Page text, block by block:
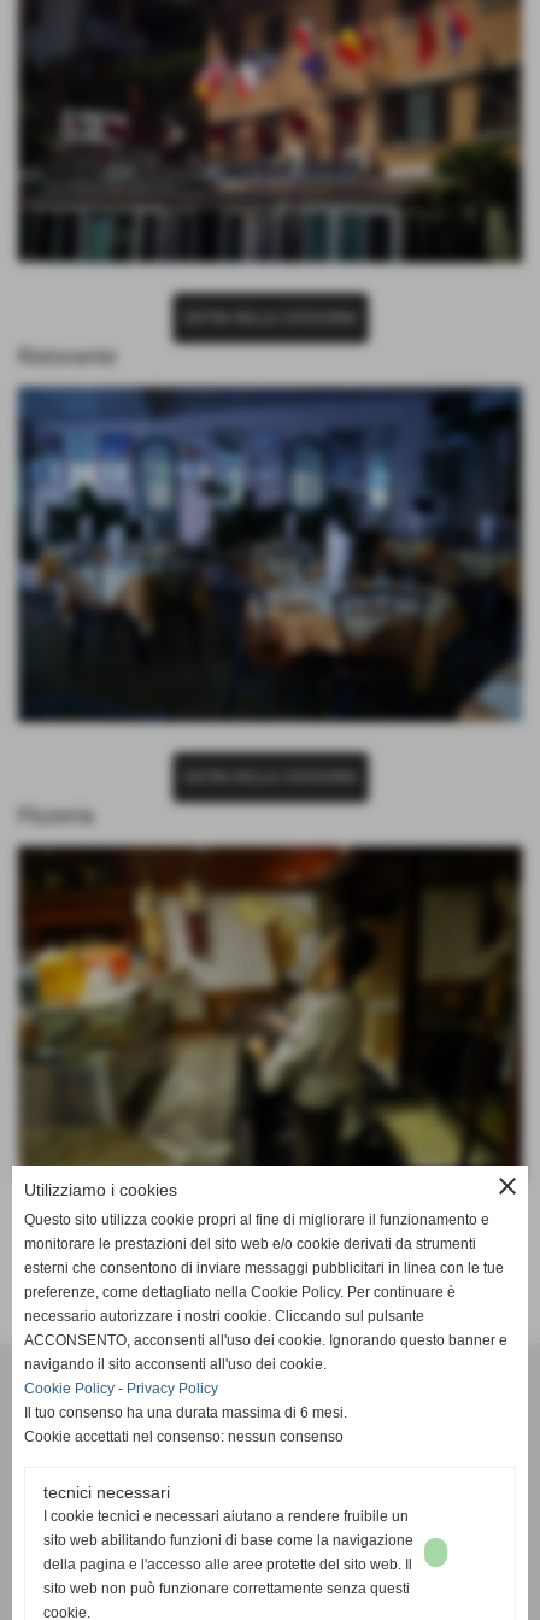
Ristorante
Pizzeria
ENTRA NELLA CATEGORIA
Albergo Ristorante Pizzeria Aquila Nera da Tony
Corso Nigra ,56,10015 - Ivrea (Torino)
aquilanera.ditony@gmail.com
close
Utilizziamo i cookies
Questo sito utilizza cookie propri al fine di migliorare il funzionamento e
monitorare le prestazioni del sito web e/o cookie derivati da strumenti
esterni che consentono di inviare messaggi pubblicitari in linea con le tue
preferenze, come dettagliato nella Cookie Policy. Per continuare è
necessario autorizzare i nostri cookie. Cliccando sul pulsante
ACCONSENTO, acconsenti all'uso dei cookie. Ignorando questo banner e
navigando il sito acconsenti all'uso dei cookie.
Cookie Policy - Privacy Policy
Il tuo consenso ha una durata massima di 6 mesi.
Cookie accettati nel consenso: nessun consenso
tecnici necessari
I cookie tecnici e necessari aiutano a rendere fruibile un
sito web abilitando funzioni di base come la navigazione
della pagina e l'accesso alle aree protette del sito web. Il
sito web non può funzionare correttamente senza questi
cookie.